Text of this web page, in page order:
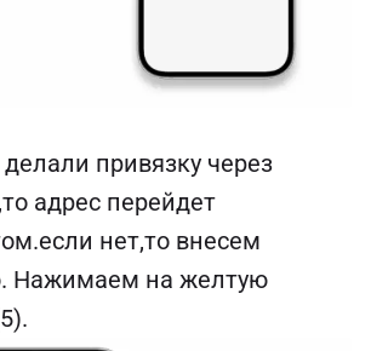
привязку через
адрес перейдет
нет,то внесем
Нажимаем на желтую